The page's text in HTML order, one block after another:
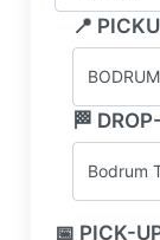
📍
🏁
Bodrum
📅 PICK-